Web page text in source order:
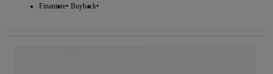
Finantare Buyback